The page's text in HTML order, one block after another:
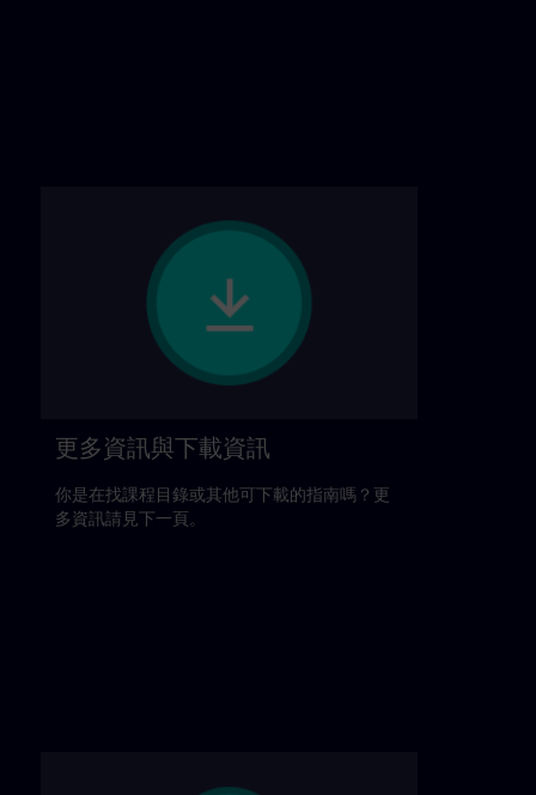
更多資訊與下載資訊
你是在找課程目錄或其他可下載的指南嗎？更
多資訊請見下一頁。